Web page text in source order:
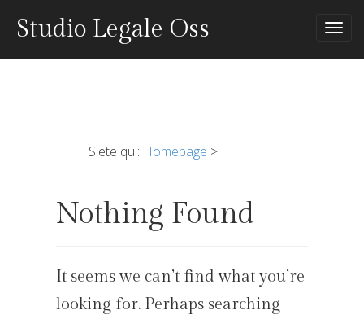
Studio Legale Oss
Siete qui: Homepage >
Nothing Found
It seems we can’t find what you’re
looking for. Perhaps searching